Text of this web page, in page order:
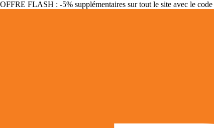
OFFRE FLASH : -5% supplémentaires sur tout le site avec le code